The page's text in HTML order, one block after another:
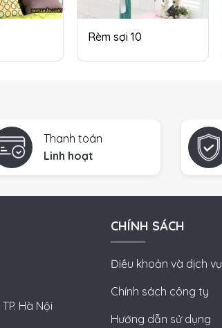
Rèm sợi 10
Thanh toán
Linh hoạt
Hà Nội
CHÍNH SÁCH
Điều khoản và dịch vụ
Chính sách công ty
Hướng dẫn sử dụng